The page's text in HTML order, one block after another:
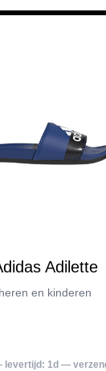
Adilette
en kinderen
levertijd: 1d —